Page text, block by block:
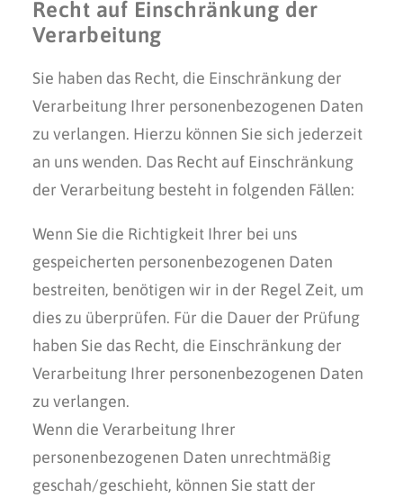
Recht auf Einschränkung der
Verarbeitung
Sie haben das Recht, die Einschränkung der
Verarbeitung Ihrer personenbezogenen Daten
zu verlangen. Hierzu können Sie sich jederzeit
an uns wenden. Das Recht auf Einschränkung
der Verarbeitung besteht in folgenden Fällen:
Wenn Sie die Richtigkeit Ihrer bei uns
gespeicherten personenbezogenen Daten
bestreiten, benötigen wir in der Regel Zeit, um
dies zu überprüfen. Für die Dauer der Prüfung
haben Sie das Recht, die Einschränkung der
Verarbeitung Ihrer personenbezogenen Daten
zu verlangen.
Wenn die Verarbeitung Ihrer
personenbezogenen Daten unrechtmäßig
geschah/geschieht, können Sie statt der